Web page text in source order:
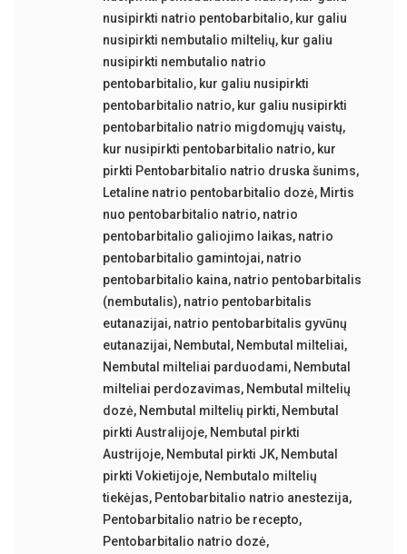
nusipirkti natrio pentobarbitalio, kur galiu
nusipirkti nembutalio miltelių, kur galiu
nusipirkti nembutalio natrio
pentobarbitalio, kur galiu nusipirkti
pentobarbitalio natrio, kur galiu nusipirkti
pentobarbitalio natrio migdomųjų vaistų,
kur nusipirkti pentobarbitalio natrio, kur
pirkti Pentobarbitalio natrio druska šunims,
Letaline natrio pentobarbitalio dozė, Mirtis
nuo pentobarbitalio natrio, natrio
pentobarbitalio galiojimo laikas, natrio
pentobarbitalio gamintojai, natrio
pentobarbitalio kaina, natrio pentobarbitalis
(nembutalis), natrio pentobarbitalis
eutanazijai, natrio pentobarbitalis gyvūnų
eutanazijai, Nembutal, Nembutal milteliai,
Nembutal milteliai parduodami, Nembutal
milteliai perdozavimas, Nembutal miltelių
dozė, Nembutal miltelių pirkti, Nembutal
pirkti Australijoje, Nembutal pirkti
Austrijoje, Nembutal pirkti JK, Nembutal
pirkti Vokietijoje, Nembutalo miltelių
tiekėjas, Pentobarbitalio natrio anestezija,
Pentobarbitalio natrio be recepto,
Pentobarbitalio natrio dozė,